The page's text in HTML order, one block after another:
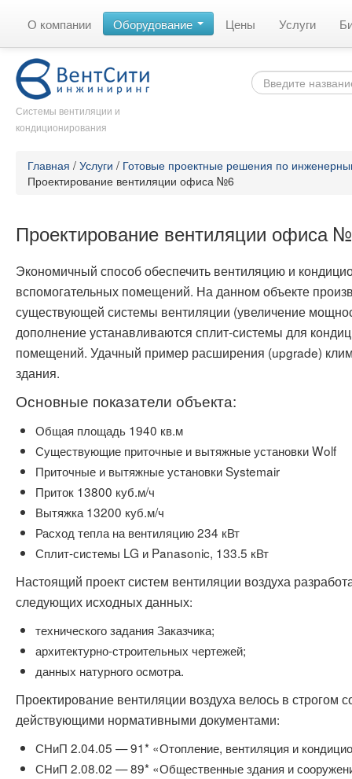
О компании Оборудование Цены Услуги
Системы вентиляции и
кондиционирования
Главная / Услуги / Готовые проектные решения по
Проектирование вентиляции офиса №6
Проектирование вентиляции офиса
Экономичный способ обеспечить вентиляцию и
вспомогательных помещений. На данном объекте
существующей системы вентиляции (увеличение
дополнение устанавливаются сплит-системы для
помещений. Удачный пример расширения (upgrade)
здания.
Основные показатели объекта:
Общая площадь 1940 кв.м
Существующие приточные и вытяжные установки Wolf
Приточные и вытяжные установки Systemair
Приток 13800 куб.м/ч
Вытяжка 13200 куб.м/ч
Расход тепла на вентиляцию 234 кВт
Сплит-системы LG и Panasonic, 133.5 кВт
Настоящий проект систем вентиляции воздуха
следующих исходных данных:
технического задания Заказчика;
архитектурно-строительных чертежей;
данных натурного осмотра.
Проектирование вентиляции воздуха велось в строгом
действующими нормативными документами:
СНиП 2.04.05 — 91* «Отопление, вентиляция и
СНиП 2.08.02 — 89* «Общественные здания и